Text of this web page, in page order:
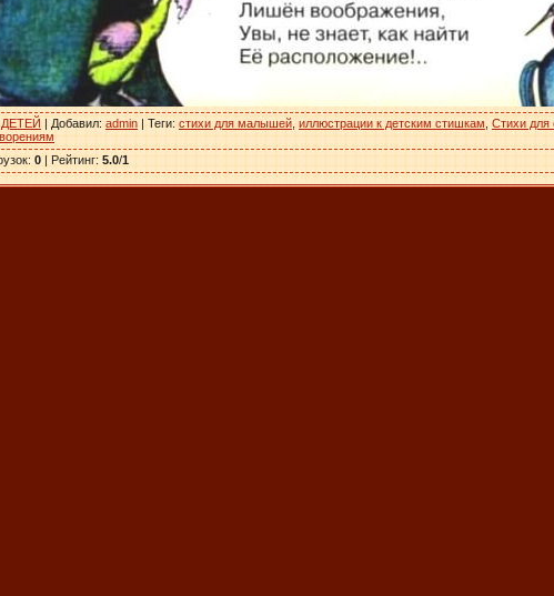
| Добавил: admin | Теги: стихи для малышей иллюстрации к детским стишкам Стихи для
: 0 | Рейтинг: 5.0/1